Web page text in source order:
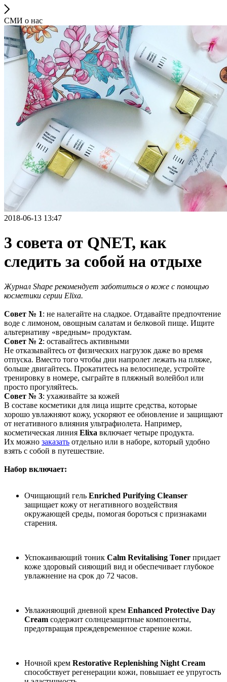
СМИ о нас
2018-06-13 13:47
3 совета от QNET, как
следить за собой на отдыхе
Журнал Shape рекомендует заботиться о коже с помощью
косметики серии Elixa.
Совет № 1: не налегайте на сладкое. Отдавайте предпочтение
воде с лимоном, овощным салатам и белковой пище. Ищите
альтернативу «вредным» продуктам.
Совет № 2: оставайтесь активными
Не отказывайтесь от физических нагрузок даже во время
отпуска. Вместо того чтобы дни напролет лежать на пляже,
больше двигайтесь. Прокатитесь на велосипеде, устройте
тренировку в номере, сыграйте в пляжный волейбол или
просто прогуляйтесь.
Совет № 3: ухаживайте за кожей
В составе косметики для лица ищите средства, которые
хорошо увлажняют кожу, ускоряют ее обновление и защищают
от негативного влияния ультрафиолета. Например,
косметическая линия Elixa включает четыре продукта.
Их можно заказать отдельно или в наборе, который удобно
взять с собой в путешествие.
Набор включает:
Очищающий гель Enriched Purifying Cleanser
защищает кожу от негативного воздействия
окружающей среды, помогая бороться с признаками
старения.
Успокаивающий тоник Calm Revitalising Toner придает
коже здоровый сияющий вид и обеспечивает глубокое
увлажнение на срок до 72 часов.
Увлажняющий дневной крем Enhanced Protective Day
Cream содержит солнцезащитные компоненты,
предотвращая преждевременное старение кожи.
Ночной крем Restorative Replenishing Night Cream
способствует регенерации кожи, повышает ее упругость